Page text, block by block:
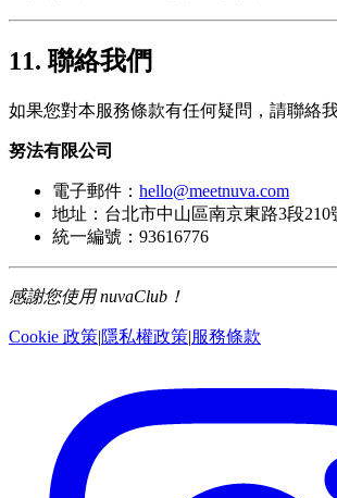
11. 聯絡我們
如果您對本服務條款有任何疑問，請聯絡我
努法有限公司
電子郵件： hello@meetnuva.com
地址：台北市中山區南京東路3段210
統一編號：93616776
感謝您使用 nuvaClub！
Cookie 政策|隱私權政策|服務條款